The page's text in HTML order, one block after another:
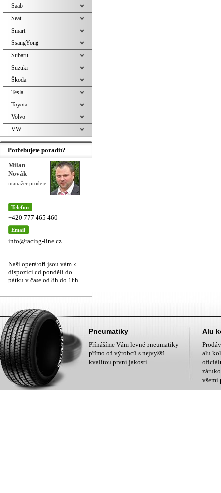
Saab
Seat
Smart
SsangYong
Subaru
Suzuki
Škoda
Tesla
Toyota
Volvo
VW
Potřebujete poradit?
Milan
Novák
manažer prodeje
Telefon
+420 777 465 460
Email
info@racing-line.cz
Naši operátoři jsou vám k
dispozici od pondělí do
pátku v čase od 8h do 16h.
Pneumatiky
Přínášíme Vám levné pneumatiky
přímo od výrobců s nejvyšší
kvalitou první jakosti.
Alu
alu
všemi